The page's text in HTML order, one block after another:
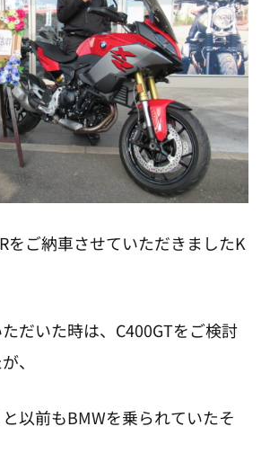
をご納車させていただきましたK
だいた時は、C400GTをご検討
、
以前もBMWを乗られていたそ